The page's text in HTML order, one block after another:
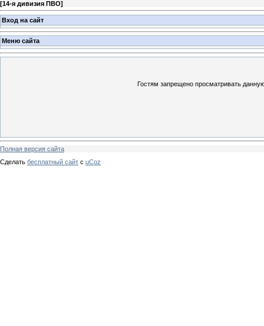
[14-я дивизия ПВО]
Вход на сайт
Меню сайта
Гостям запрещено просматривать
Полная версия сайта
Сделать бесплатный сайт с uCoz